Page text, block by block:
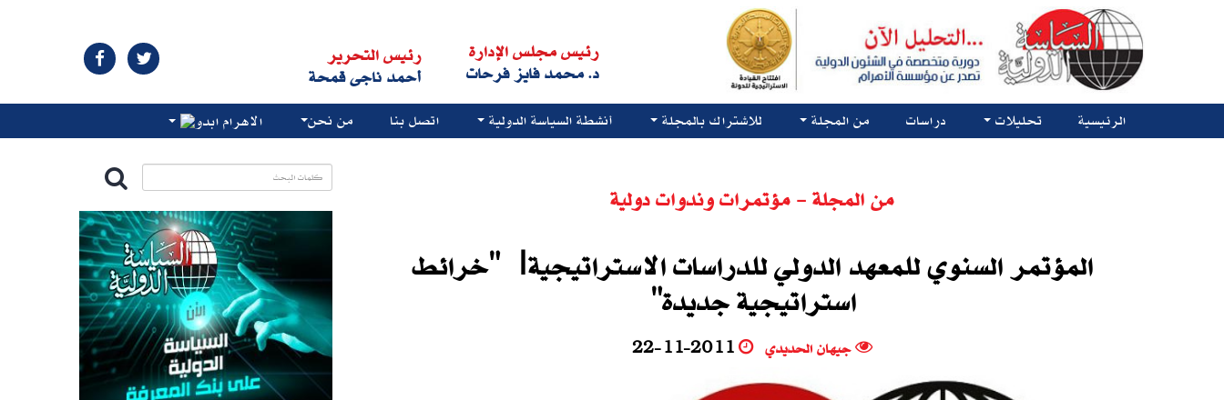
رئيس مجلس الإدارة
د. محمد فايز فرحات
رئيس التحرير
أحمد ناجى قمحة
الرئيسية تحليلات دراسات من المجلة للاشتراك بالمجلة أنشطة السياسة الدولية اتصل بنا من نحن الاهرام ابدو
من المجلة - مؤتمرات وندوات دولية
المؤتمر السنوي للمعهد الدولي للدراسات الاستراتيجية| "خرائط
استراتيجية جديدة"
جيهان الحديدي 22-11-2011